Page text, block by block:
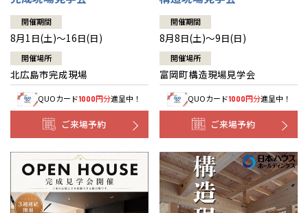
セントラルヒーティング
ギャラリー
代表ごあいさつ
企業理念
会社概要
事業部紹介
IR情報
木材調達指針
開催期間
8月1日(土)～16日(日)
開催場所
北広島市完成現場
QUOカード1000円分進呈中！
ご来場予約
開催期間
8月8日(土)～9日(日)
開催場所
富岡町構造現場見学会
QUOカード1000円分進呈中！
ご来場予約